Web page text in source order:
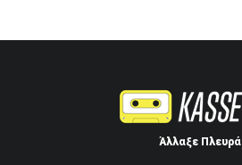
Άλλαξε Πλευρά